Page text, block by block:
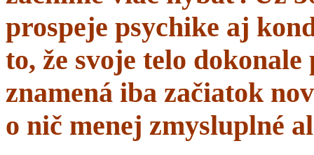
prospeje psychike aj
to, že svoje telo dokonale
znamená iba začiatok
o nič menej zmysluplné